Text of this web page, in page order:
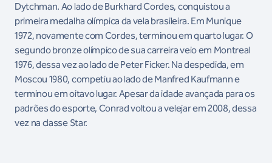
Dytchman. Ao lado de Burkhard Cordes, conquistou a
primeira medalha olímpica da vela brasileira. Em Munique
1972, novamente com Cordes, terminou em quarto lugar. O
segundo bronze olímpico de sua carreira veio em Montreal
1976, dessa vez ao lado de Peter Ficker. Na despedida, em
Moscou 1980, competiu ao lado de Manfred Kaufmann e
terminou em oitavo lugar. Apesar da idade avançada para os
padrões do esporte, Conrad voltou a velejar em 2008, dessa
vez na classe Star.